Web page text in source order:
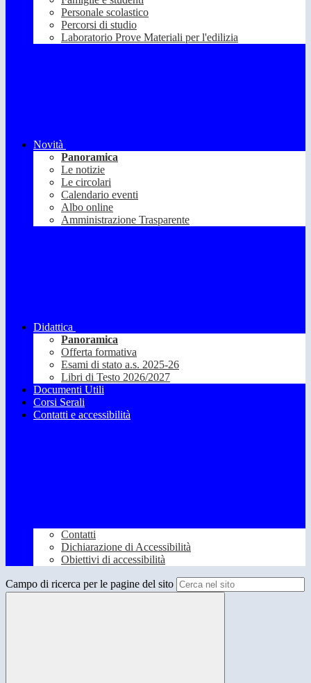
Personale scolastico
Percorsi di studio
Laboratorio Prove Materiali per l'edilizia
Novità
Panoramica
Le notizie
Le circolari
Calendario eventi
Albo online
Amministrazione Trasparente
Didattica
Panoramica
Offerta formativa
Esami di stato a.s. 2025-26
Libri di Testo 2026/2027
Documenti Utili
Corsi Serali
Contatti e accessibilità
Contatti
Dichiarazione di Accessibilità
Obiettivi di accessibilità
Campo di ricerca per le pagine del sito